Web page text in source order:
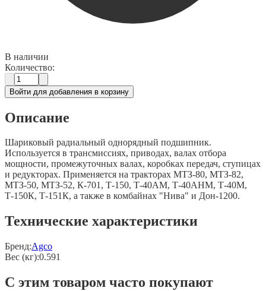
В наличии
Количество:
Войти для добавления в корзину
Описание
Шариковый радиальный однорядный подшипник.
Используется в трансмиссиях, приводах, валах отбора
мощности, промежуточных валах, коробках передач, ступицах
и редукторах. Применяется на тракторах МТЗ-80, МТЗ-82,
МТЗ-50, МТЗ-52, К-701, Т-150, Т-40АМ, Т-40АНМ, Т-40М,
Т-150К, Т-151К, а также в комбайнах "Нива" и Дон-1200.
Технические характеристики
Бренд:Agco
Вес (кг):0.591
С этим товаром часто покупают